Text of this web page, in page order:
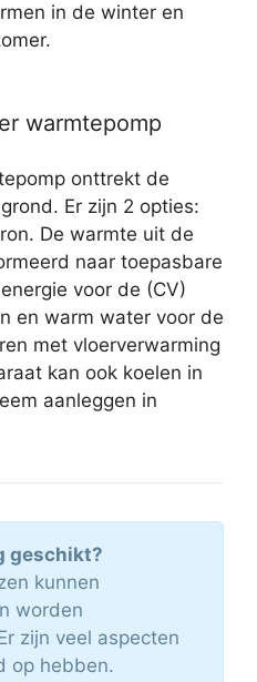
in de winter en
warmtepomp
onttrekt de
Er zijn 2 opties:
De warmte uit de
naar toepasbare
voor de (CV)
en warm water voor de
met vloerverwarming
kan ook koelen in
aanleggen in
geschikt?
kunnen
worden
zijn veel aspecten
op hebben.